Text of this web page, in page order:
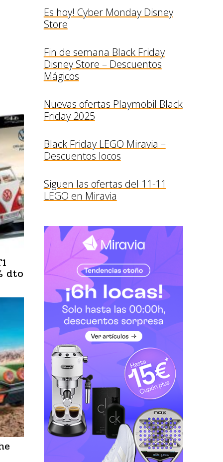
dto
Es hoy! Cyber Monday Disney
Store
Fin de semana Black Friday
Disney Store – Descuentos
Mágicos
Nuevas ofertas Playmobil Black
Friday 2025
Black Friday LEGO Miravia –
Descuentos locos
Siguen las ofertas del 11-11
LEGO en Miravia